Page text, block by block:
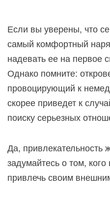
Если вы уверены, что
самый комфортный
надевать ее на первое
Однако помните:
провоцирующий к
скорее приведет к
поиску серьезных
Да,
задумайтесь о том,
привлечь своим